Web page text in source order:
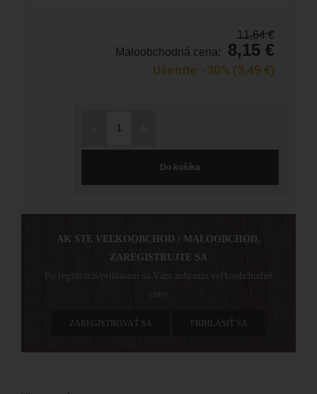
11,64 €
Maloobchodná cena:
8,15 €
Ušetríte: -30% (3,49 €)
Do košíka
AK STE VEĽKOOBCHOD / MALOOBCHOD,
ZAREGISTRUJTE SA
Po registrácií/prihlásení sa Vám zobrazia veľkoobchodné
ceny
ZAREGISTROVAŤ SA PRIHLÁSIŤ SA